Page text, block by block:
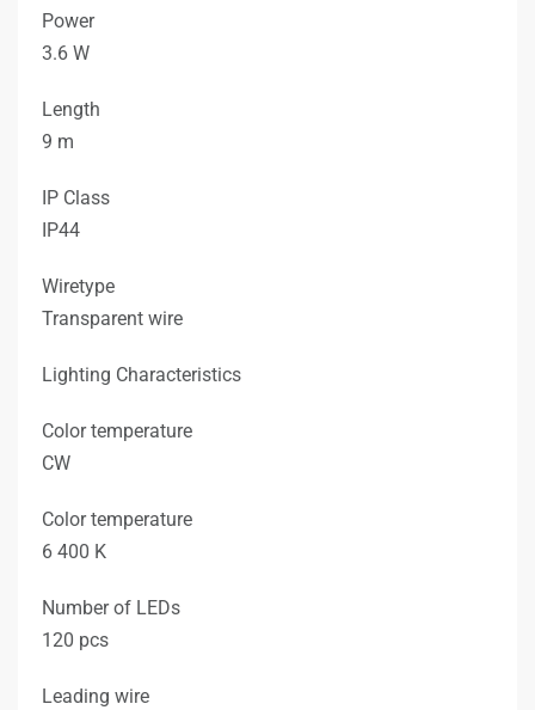
Power
3.6 W
Length
9 m
IP Class
IP44
Wiretype
Transparent wire
Lighting Characteristics
Color temperature
CW
Color temperature
6 400 K
Number of LEDs
120 pcs
Leading wire